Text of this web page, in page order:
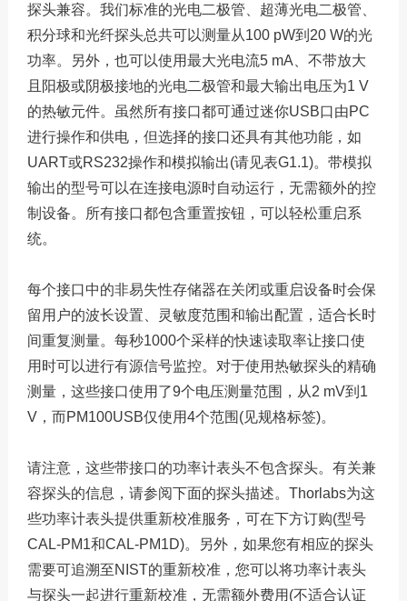
探头兼容。我们标准的光电二极管、超薄光电二极管、
积分球和光纤探头总共可以测量从100 pW到20 W的光
功率。另外，也可以使用最大光电流5 mA、不带放大
且阳极或阴极接地的光电二极管和最大输出电压为1 V
的热敏元件。虽然所有接口都可通过迷你USB口由PC
进行操作和供电，但选择的接口还具有其他功能，如
UART或RS232操作和模拟输出(请见表G1.1)。带模拟
输出的型号可以在连接电源时自动运行，无需额外的控
制设备。所有接口都包含重置按钮，可以轻松重启系
统。
每个接口中的非易失性存储器在关闭或重启设备时会保
留用户的波长设置、灵敏度范围和输出配置，适合长时
间重复测量。每秒1000个采样的快速读取率让接口使
用时可以进行有源信号监控。对于使用热敏探头的精确
测量，这些接口使用了9个电压测量范围，从2 mV到1
V，而PM100USB仅使用4个范围(见规格标签)。
请注意，这些带接口的功率计表头不包含探头。有关兼
容探头的信息，请参阅下面的探头描述。Thorlabs为这
些功率计表头提供重新校准服务，可在下方订购(型号
CAL-PM1和CAL-PM1D)。另外，如果您有相应的探头
需要可追溯至NIST的重新校准，您可以将功率计表头
与探头一起进行重新校准，无需额外费用(不适合认证